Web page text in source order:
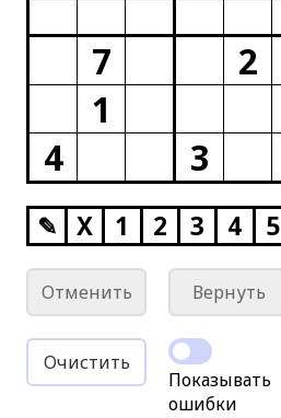
7
2
1
4
3
✎ X 1 2 3 4 5
Отменить Вернуть
Очистить
Показывать
ошибки